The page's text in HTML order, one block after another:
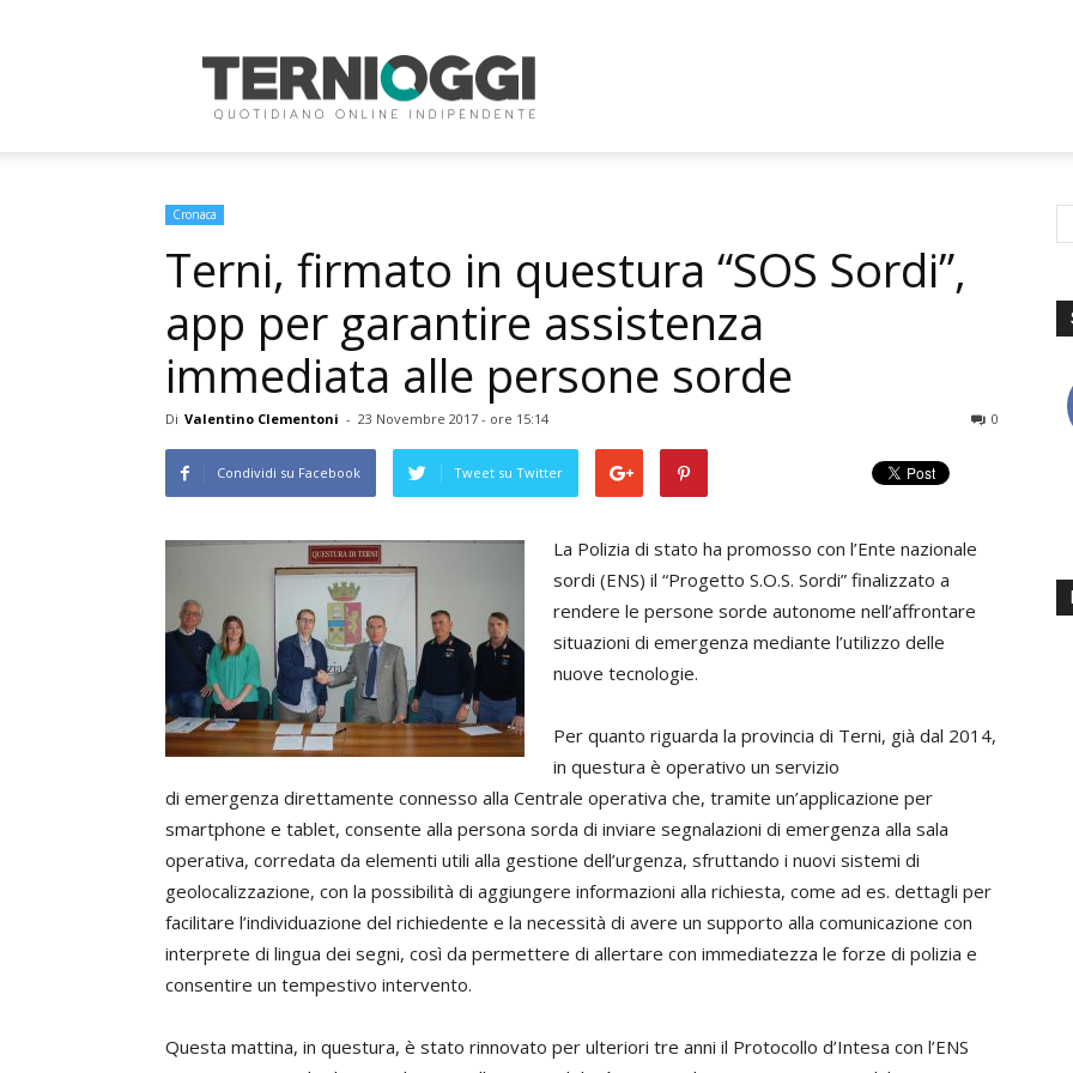
Oggi
Cronaca
Terni, firmato in questura “SOS Sordi”,
app per garantire assistenza
immediata alle persone sorde
Di Valentino Clementoni - 23 Novembre 2017 - ore 15:14 0
Condividi su Facebook Tweet su Twitter
La Polizia di stato ha promosso con l’Ente nazionale
sordi (ENS) il “Progetto S.O.S. Sordi” finalizzato a
rendere le persone sorde autonome nell’affrontare
situazioni di emergenza mediante l’utilizzo delle
nuove tecnologie.
Per quanto riguarda la provincia di Terni, già dal 2014,
in questura è operativo un servizio
di emergenza direttamente connesso alla Centrale operativa che, tramite un’applicazione per
smartphone e tablet, consente alla persona sorda di inviare segnalazioni di emergenza alla sala
operativa, corredata da elementi utili alla gestione dell’urgenza, sfruttando i nuovi sistemi di
geolocalizzazione, con la possibilità di aggiungere informazioni alla richiesta, come ad es. dettagli per
facilitare l’individuazione del richiedente e la necessità di avere un supporto alla comunicazione con
interprete di lingua dei segni, così da permettere di allertare con immediatezza le forze di polizia e
consentire un tempestivo intervento.
Questa mattina, in questura, è stato rinnovato per ulteriori tre anni il Protocollo d’Intesa con l’ENS